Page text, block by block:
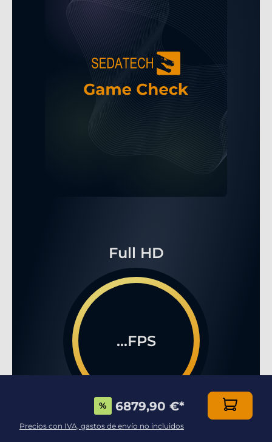
Full HD
...FPS
% 6879,90 €*
Precios con IVA, gastos de envío no incluidos